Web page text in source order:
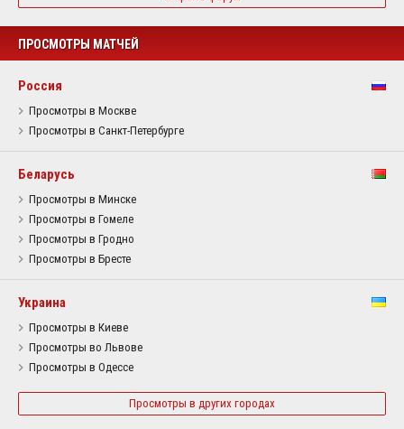
ПРОСМОТРЫ МАТЧЕЙ
Россия
Просмотры в Москве
Просмотры в Санкт-Петербурге
Беларусь
Просмотры в Минске
Просмотры в Гомеле
Просмотры в Гродно
Просмотры в Бресте
Украина
Просмотры в Киеве
Просмотры во Львове
Просмотры в Одессе
Просмотры в других городах